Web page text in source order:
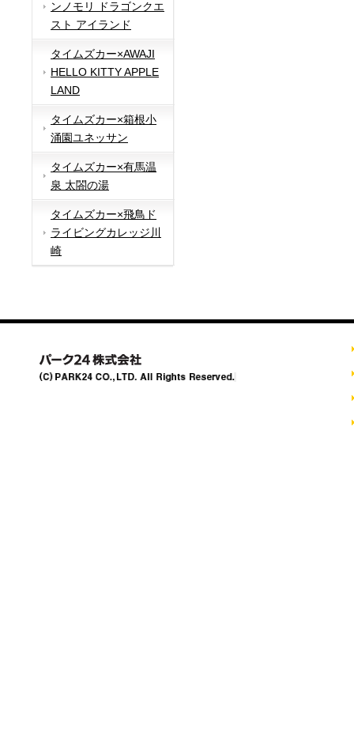
ンノモリ ドラゴンクエ
スト アイランド
タイムズカー×AWAJI
HELLO KITTY APPLE
LAND
タイムズカー×箱根小
涌園ユネッサン
タイムズカー×有馬温
泉 太閤の湯
タイムズカー×飛鳥ド
ライビングカレッジ川
崎